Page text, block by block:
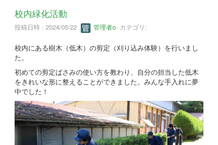
校内緑化活動
投稿日時 : 2024/05/22 管理者o カテゴリ:
校内にある樹木（低木）の剪定（刈り込み体験）を行いまし
た。
初めての剪定ばさみの使い方を教わり、自分の担当した低木
をきれいな形に整えることができました。みんな手入れに夢
中でした！